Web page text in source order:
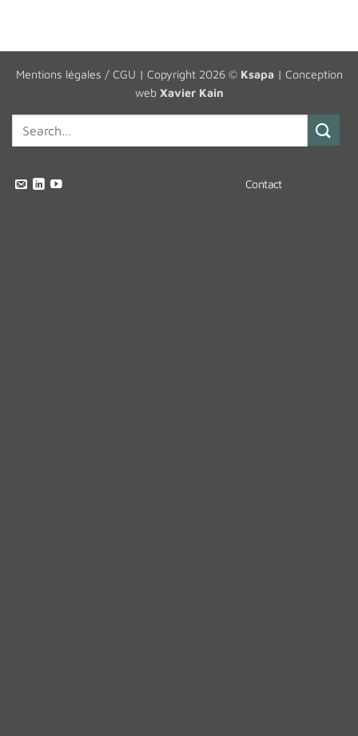
Mentions légales / CGU | Copyright 2026 © Ksapa| Conception
web Xavier Kain
Contact